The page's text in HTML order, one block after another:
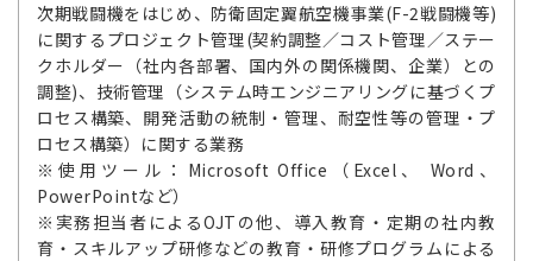
次期戦闘機をはじめ、防衛固定翼航空機事業(F-2戦闘機等)
に関するプロジェクト管理(契約調整／コスト管理／ステー
クホルダー（社内各部署、国内外の関係機関、企業）との
調整)、技術管理（システム時エンジニアリングに基づくプ
ロセス構築、開発活動の統制・管理、耐空性等の管理・プ
ロセス構築）に関する業務
※使用ツール：Microsoft Office（Excel、 Word、
PowerPointなど）
※実務担当者によるOJTの他、導入教育・定期の社内教
育・スキルアップ研修などの教育・研修プログラムによる